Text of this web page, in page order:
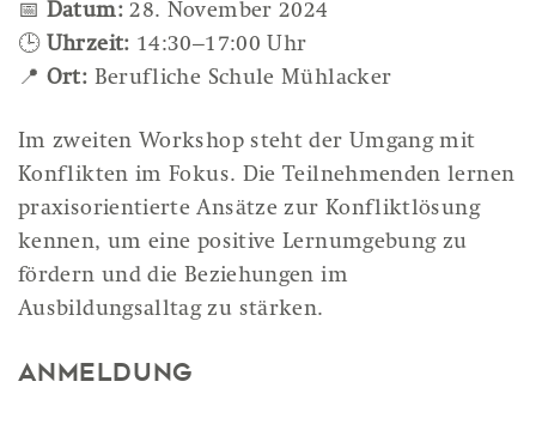
📅 Datum:28. November 2024
🕒 Uhrzeit: 14:30–17:00 Uhr
📍 Ort: Berufliche Schule Mühlacker
Im zweiten Workshop steht der Umgang mit
Konflikten im Fokus. Die Teilnehmenden lernen
praxisorientierte Ansätze zur Konfliktlösung
kennen, um eine positive Lernumgebung zu
fördern und die Beziehungen im
Ausbildungsalltag zu stärken.
Anmeldung